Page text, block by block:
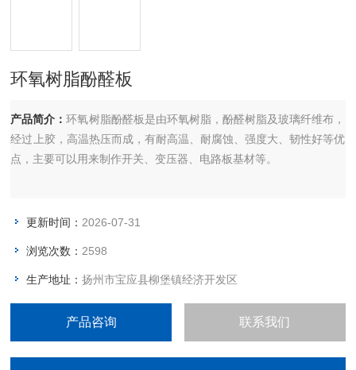
环氧树脂酚醛板
产品简介：环氧树脂酚醛板是由环氧树脂，酚醛树脂及玻璃纤维布，
经过上胶，高温热压而成，有耐高温、耐腐蚀、强度大、韧性好等优
点，主要可以用来制作开关、变压器、电路板基材等。
更新时间： 2026-07-31
浏览次数： 2598
生产地址：扬州市宝应县柳堡镇经济开发区
产品咨询 联系我们